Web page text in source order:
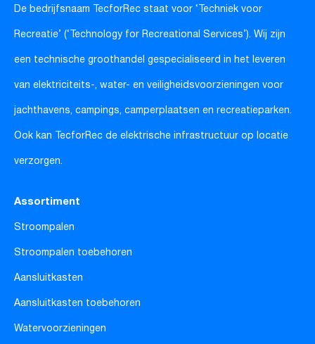
De bedrijfsnaam TecforRec staat voor ‘Techniek voor
Recreatie’ (‘Technology for Recreational Services’). Wij zijn
een technische groothandel gespecialiseerd in het leveren
van elektriciteits-, water- en veiligheidsvoorzieningen voor
jachthavens, campings, camperplaatsen en recreatieparken.
Ook kan TecforRec de elektrische infrastructuur op locatie
verzorgen.
Assortiment
Stroompalen
Stroompalen toebehoren
Aansluitkasten
Aansluitkasten toebehoren
Watervoorzieningen